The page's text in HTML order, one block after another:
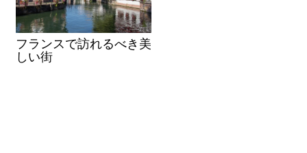
フランスで訪れるべき美
しい街